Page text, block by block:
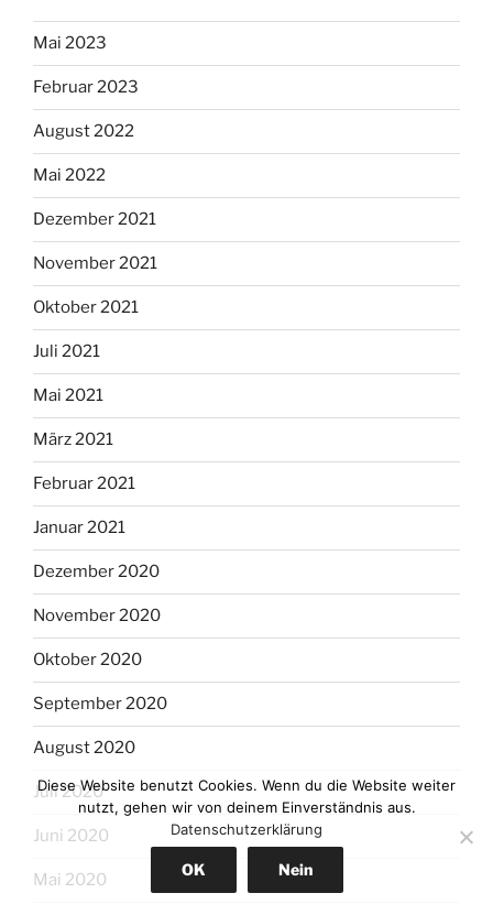
Mai 2023
Februar 2023
August 2022
Mai 2022
Dezember 2021
November 2021
Oktober 2021
Juli 2021
Mai 2021
März 2021
Februar 2021
Januar 2021
Dezember 2020
November 2020
Oktober 2020
September 2020
August 2020
Juli 2020
Juni 2020
Mai 2020
Diese Website benutzt Cookies. Wenn du die Website weiter
nutzt, gehen wir von deinem Einverständnis aus.
Datenschutzerklärung
OK Nein